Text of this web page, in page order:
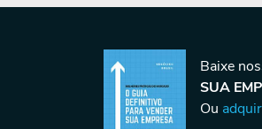
Baixe
SUA
Ou